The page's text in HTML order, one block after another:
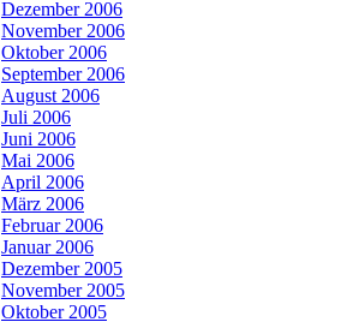
Dezember 2006
November 2006
Oktober 2006
September 2006
August 2006
Juli 2006
Juni 2006
Mai 2006
April 2006
März 2006
Februar 2006
Januar 2006
Dezember 2005
November 2005
Oktober 2005